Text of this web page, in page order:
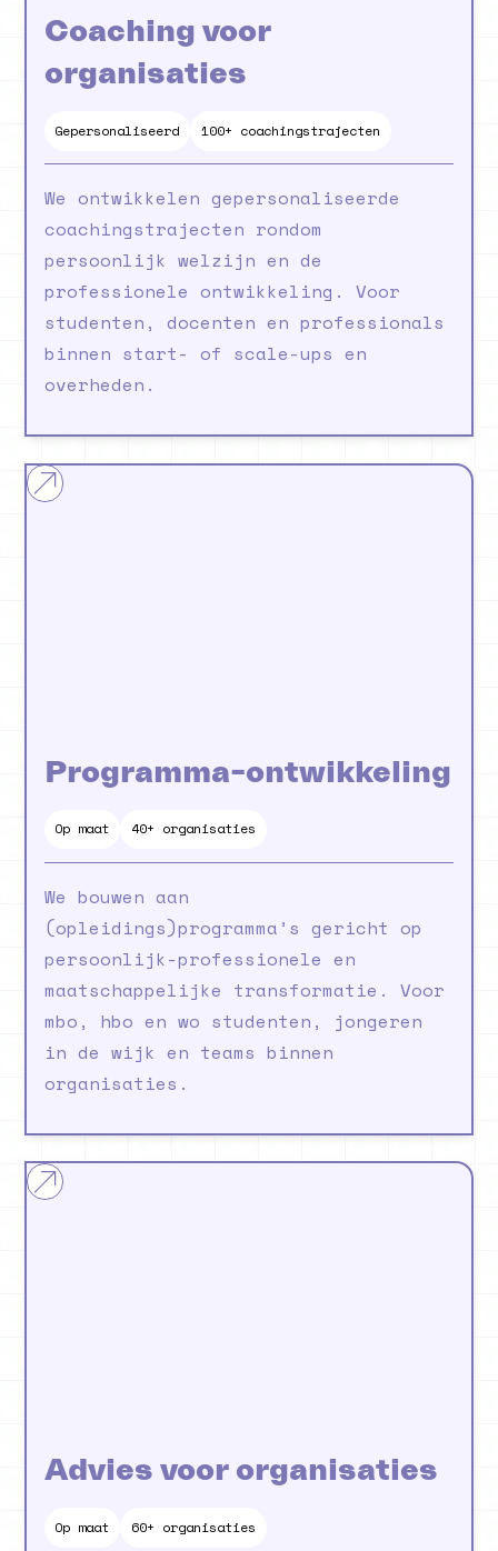
Coaching voor
organisaties
Gepersonaliseerd 100+ coachingstrajecten
We ontwikkelen gepersonaliseerde
coachingstrajecten rondom
persoonlijk welzijn en de
professionele ontwikkeling. Voor
studenten, docenten en professionals
binnen start- of scale-ups en
overheden.
Programma-ontwikkeling
Op maat 40+ organisaties
We bouwen aan
(opleidings)programma’s gericht op
persoonlijk-professionele en
maatschappelijke transformatie. Voor
mbo, hbo en wo studenten, jongeren
in de wijk en teams binnen
organisaties.
Advies voor organisaties
Op maat 60+ organisaties